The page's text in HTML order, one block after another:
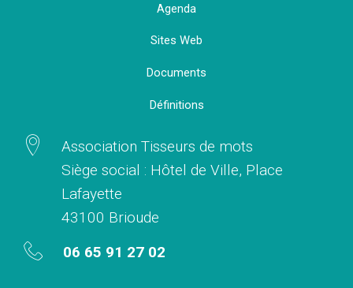
Agenda
Sites Web
Documents
Définitions
Association Tisseurs de mots
Siège social : Hôtel de Ville, Place
Lafayette
43100 Brioude
06 65 91 27 02